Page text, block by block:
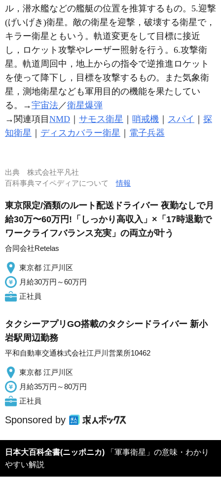
ル，潜水艦などの艦艇の位置を推算するもの。5.迎撃
(げいげき)衛星。敵の衛星を迎撃，破壊する衛星で，
キラー衛星ともいう。軌道変更をして目標に接近
し，ロケット攻撃やレーザー照射を行う。6.攻撃衛
星。軌道周回中，地上からの指令で逆推進ロケット
を使って降下し，目標を攻撃するもの。また気象衛
星，測地衛星なども軍用目的の機能を果たしてい
る。→宇宙法 ／衛星爆弾
→関連項目NMD ｜ サモス衛星 ｜ 哨戒機 ｜ スパイ ｜ 探
知衛星 ｜ ディスカバラー衛星 ｜ 電子兵器
出典 株式会社平凡社
百科事典マイペディアについて情報
東京限定/酒類のルート配送ドライバー 夜勤なしで月
給30万〜60万円!「しっかり高収入」×「17時退勤で
ワークライフバランス充実」の両立が叶う
合同会社Retelas
東京都 江戸川区
月給30万円～60万円
正社員
タクシーアプリGO搭載のタクシードライバー 新小
岩駅周辺勤務
平和自動車交通株式会社江戸川営業所10462
東京都 江戸川区
月給35万円～80万円
正社員
Sponsored by
日本大百科全書(ニッポニカ) 「軍事衛星」の意味・わかり
やすい解説